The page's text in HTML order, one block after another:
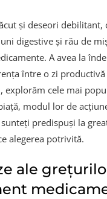
și deseori debilitant,
digestive și rău de
A avea la
între o zi
explorăm cele mai
modul lor de
predispuși la
alegerea potrivită.
ale